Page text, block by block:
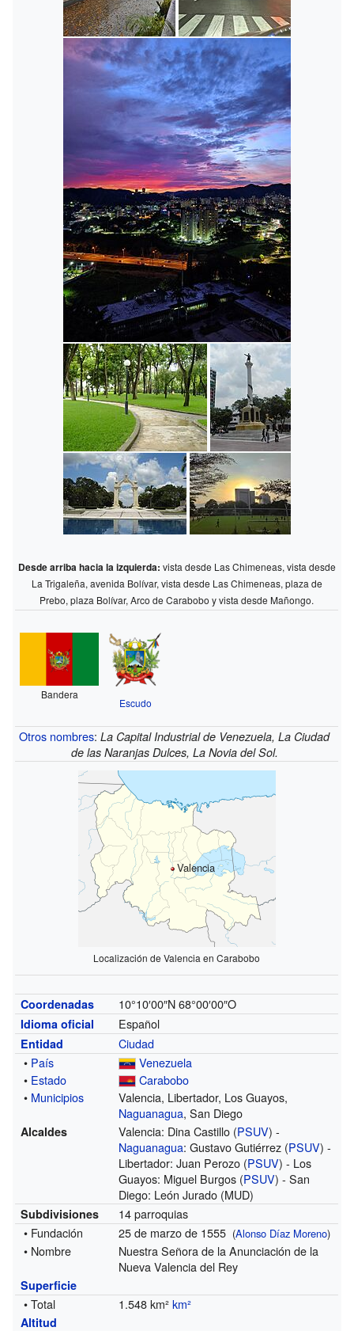
Desde arriba hacia la izquierda: vista desde Las Chimeneas, vista desde
La Trigaleña, avenida Bolívar, vista desde Las Chimeneas, plaza de
Prebo, plaza Bolívar, Arco de Carabobo y vista desde Mañongo.
Bandera
Escudo
Otros nombres:La Capital Industrial de Venezuela, La Ciudad
de las Naranjas Dulces, La Novia del Sol.
Valencia
Localización de Valencia en Carabobo
Coordenadas 10°10′00″N 68°00′00″O
Idioma oficial Español
Entidad
Ciudad
• País
Venezuela
• Estado
Carabobo
• Municipios
Valencia, Libertador, Los Guayos,
Naguanagua, San Diego
Alcaldes Valencia: Dina Castillo (PSUV) -
Naguanagua: Gustavo Gutiérrez (PSUV) -
Libertador: Juan Perozo (PSUV) - Los
Guayos: Miguel Burgos (PSUV) - San
Diego: León Jurado (MUD)
Subdivisiones
14 parroquias
• Fundación
25 de marzo de 1555 (Alonso Díaz Moreno)
• Nombre
Nuestra Señora de la Anunciación de la
Nueva Valencia del Rey
Superficie
• Total 1.548 km²km²
Altitud